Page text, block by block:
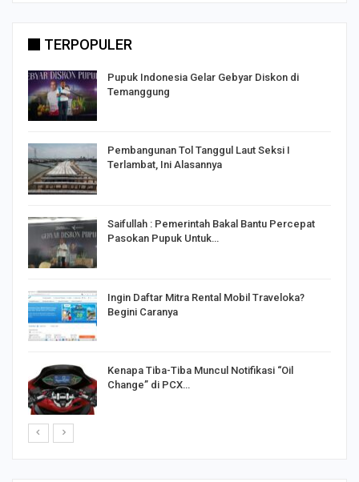
TERPOPULER
Pupuk Indonesia Gelar Gebyar Diskon di
Temanggung
Pembangunan Tol Tanggul Laut Seksi I
Terlambat, Ini Alasannya
Saifullah : Pemerintah Bakal Bantu Percepat
Pasokan Pupuk Untuk…
Ingin Daftar Mitra Rental Mobil Traveloka?
Begini Caranya
Kenapa Tiba-Tiba Muncul Notifikasi “Oil
Change” di PCX…